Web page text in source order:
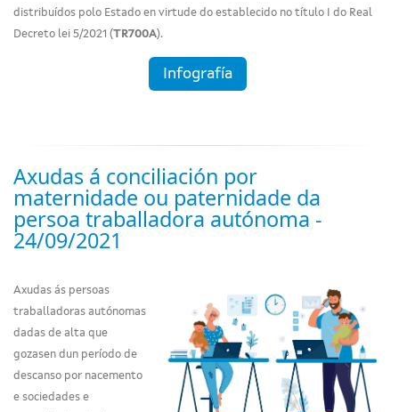
distribuídos polo Estado en virtude do establecido no título I do Real
Decreto lei 5/2021 (TR700A).
Infografía
Axudas á conciliación por
maternidade ou paternidade da
persoa traballadora autónoma -
24/09/2021
Axudas ás persoas
traballadoras autónomas
dadas de alta que
gozasen dun período de
descanso por nacemento
e sociedades e